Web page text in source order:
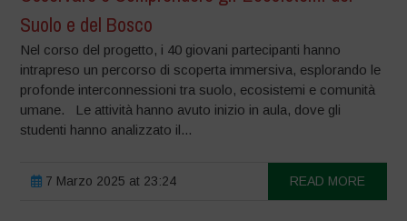
Suolo e del Bosco
Nel corso del progetto, i 40 giovani partecipanti hanno
intrapreso un percorso di scoperta immersiva, esplorando le
profonde interconnessioni tra suolo, ecosistemi e comunità
umane. Le attività hanno avuto inizio in aula, dove gli
studenti hanno analizzato il...
7 Marzo 2025 at 23:24 READ MORE